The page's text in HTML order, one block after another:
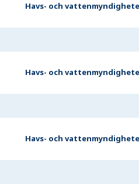
Havs- och
Havs- och
Havs- och